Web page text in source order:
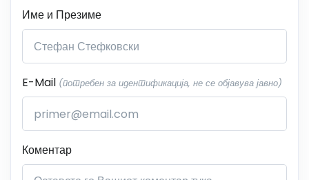
Име и Презиме
E-Mail (потребен за идентификација, не се објавува јавно)
Коментар